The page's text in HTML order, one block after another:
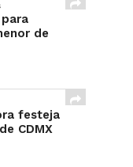
de
festeja
CDMX